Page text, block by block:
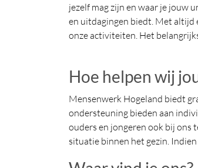
jezelf mag zijn en waar je jouw
en uitdagingen biedt. Met altijd
onze activiteiten. Het
Hoe helpen wij
Mensenwerk Hogeland biedt
ondersteuning bieden aan
ouders en jongeren ook bij ons
situatie binnen het gezin.